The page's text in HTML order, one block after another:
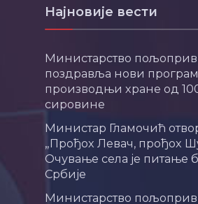
Најновије вести
Министарство
поздравља нови
производњи хране од
сировине
Министар Гламочић
„Прођох Левач, прођох
Очување села је питање
Србије
Министарство